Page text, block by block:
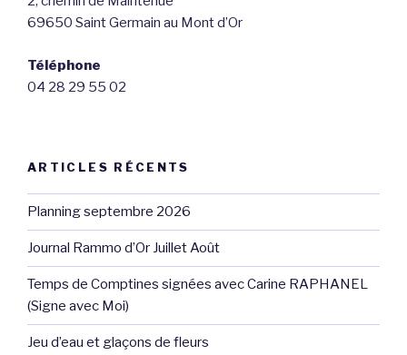
69650 Saint Germain au Mont d’Or
Téléphone
04 28 29 55 02
ARTICLES RÉCENTS
Planning septembre 2026
Journal Rammo d’Or Juillet Août
Temps de Comptines signées avec Carine RAPHANEL
(Signe avec Moi)
Jeu d’eau et glaçons de fleurs